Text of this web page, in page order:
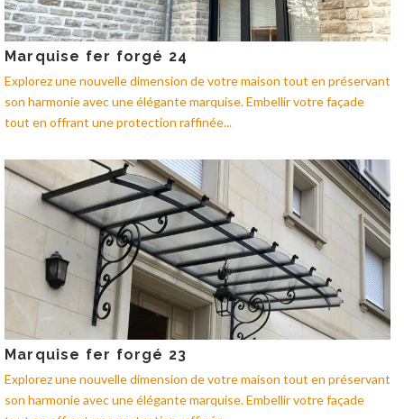
Marquise fer forgé 24
Explorez une nouvelle dimension de votre maison tout en préservant
son harmonie avec une élégante marquise. Embellir votre façade
tout en offrant une protection raffinée...
Marquise fer forgé 23
Explorez une nouvelle dimension de votre maison tout en préservant
son harmonie avec une élégante marquise. Embellir votre façade